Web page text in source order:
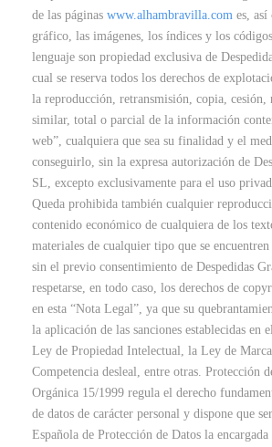
de las páginas www.alhambravilla.com es, así
gráfico, las imágenes, los índices y los
lenguaje son propiedad exclusiva de
cual se reserva todos los derechos de
la reproducción, retransmisión, copia,
similar, total o parcial de la información
web”, cualquiera que sea su finalidad y el
conseguirlo, sin la expresa autorización de
SL, excepto exclusivamente para el uso
Queda prohibida también cualquier
contenido económico de cualquiera de los
materiales de cualquier tipo que se
sin el previo consentimiento de Despedidas
respetarse, en todo caso, los derechos de
en esta “Nota Legal”, ya que su
la aplicación de las sanciones establecidas en
Ley de Propiedad Intelectual, la Ley de
Competencia desleal, entre otras. Protección
Orgánica 15/1999 regula el derecho
de datos de carácter personal y dispone que
Española de Protección de Datos la